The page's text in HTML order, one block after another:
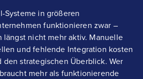
Systeme in größeren
funktionieren zwar –
längst nicht mehr aktiv. Manuelle
und fehlende Integration kosten
den strategischen Überblick. Wer
mehr als funktionierende